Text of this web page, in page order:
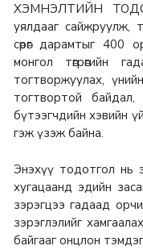
ХЭМНЭЛТИЙН
уялдааг сайжруулж,
сөрөг дарамтыг 400
монгол төгрөгийн
тогтворжуулах,
тогтвортой
бүтээгчдийн хэвийн
гэж үзэж байна.
Энэхүү тодотгол нь
хугацаанд эдийн
зэрэгцээ гадаад
зэрэглэлийг
байгааг онцлон